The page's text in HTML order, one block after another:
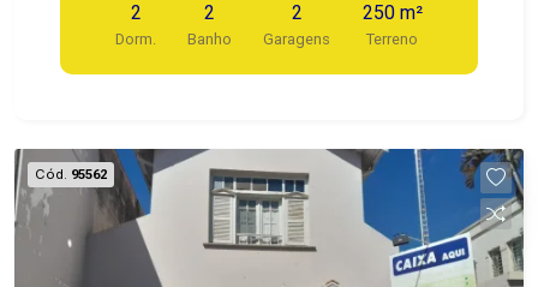
2
Dorm.
2
Banho
2
Garagens
250 m²
Terreno
Cód. 95562